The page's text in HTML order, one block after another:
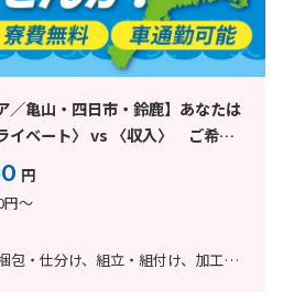
／亀山・四日市・鈴鹿】あなたは
イベート〉 vs 〈収入〉 ご希望
す！
円
円～
軽作業、検査、梱包・仕分け、組立・組付け、加工、マシンオペレーター、クリーンルーム、品質管理、フォークリフト